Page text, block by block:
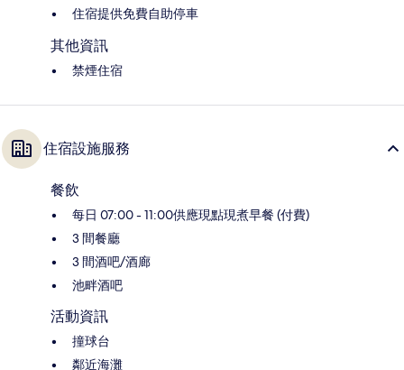
住宿提供免費自助停車
其他資訊
禁煙住宿
住宿設施服務
餐飲
每日 07:00 - 11:00供應現點現煮早餐 (付費)
3 間餐廳
3 間酒吧/酒廊
池畔酒吧
活動資訊
撞球台
鄰近海灘